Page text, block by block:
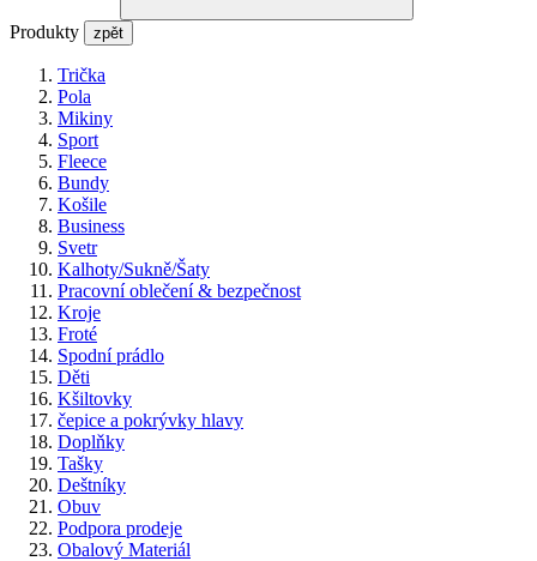
Produkty zpět
Trička
Pola
Mikiny
Sport
Fleece
Bundy
Košile
Business
Svetr
Kalhoty/Sukně/Šaty
Pracovní oblečení & bezpečnost
Kroje
Froté
Spodní prádlo
Děti
Kšiltovky
čepice a pokrývky hlavy
Doplňky
Tašky
Deštníky
Obuv
Podpora prodeje
Obalový Materiál